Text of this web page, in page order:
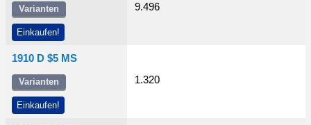
Varianten
Einkaufen!
1910 D $5 MS
Varianten
Einkaufen!
9.496
1.320